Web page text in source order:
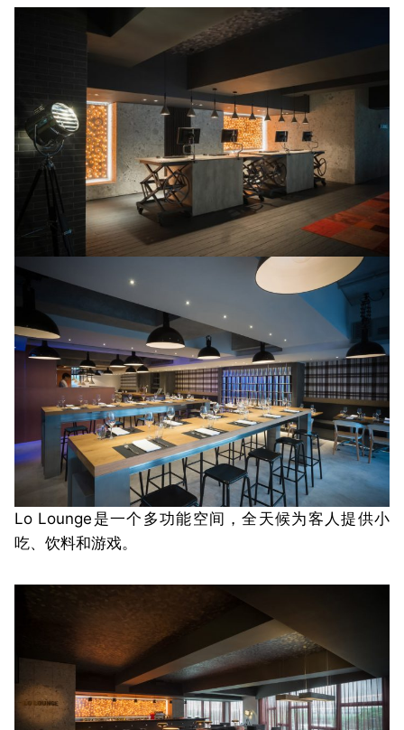
Lo Lounge是一个多功能空间，全天候为客人提供小
吃、饮料和游戏。